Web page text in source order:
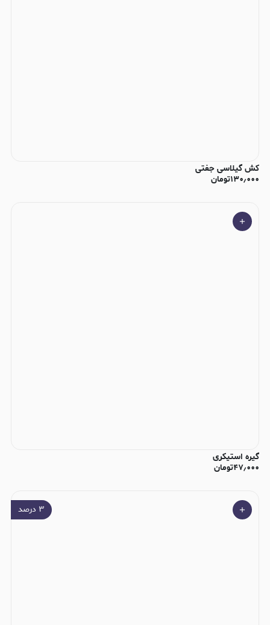
کش گیلاسی جفتی
۱۳۰٫۰۰۰تومان
گیره استیکری
۴۷٫۰۰۰تومان
۳ درصد